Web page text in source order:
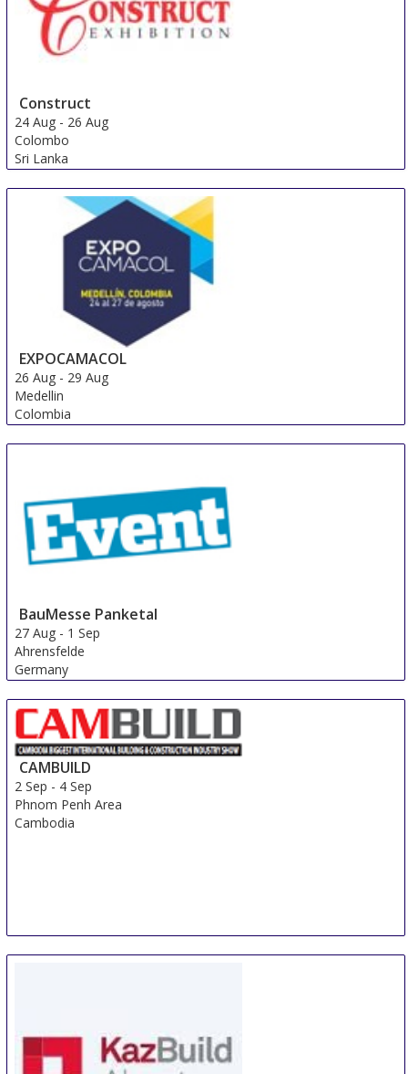
Construct
24 Aug - 26 Aug
Colombo
Sri Lanka
EXPOCAMACOL
26 Aug - 29 Aug
Medellin
Colombia
BauMesse Panketal
27 Aug - 1 Sep
Ahrensfelde
Germany
CAMBUILD
2 Sep - 4 Sep
Phnom Penh Area
Cambodia